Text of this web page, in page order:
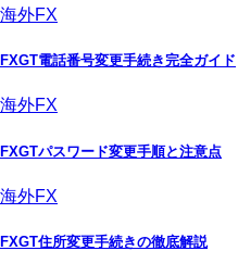
海外FX
FXGT電話番号変更手続き完全ガイド
海外FX
FXGTパスワード変更手順と注意点
海外FX
FXGT住所変更手続きの徹底解説